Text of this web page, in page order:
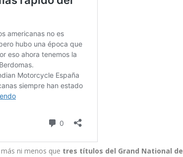
ni menos que tres títulos del Grand National de